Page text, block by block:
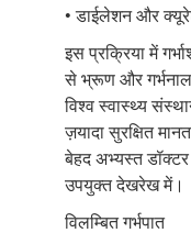
•डाईलेशन और
इस प्रक्रिया में
से भ्रूण और गर्भनाल
विश्व स्वास्थ्य
ज़यादा सुरक्षित
बेहद अभ्यस्त डॉक्टर
उपयुक्त देखरेख में।
विलम्बित गर्भपात